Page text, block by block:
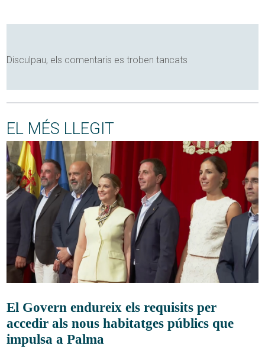
Disculpau, els comentaris es troben tancats
EL MÉS LLEGIT
El Govern endureix els requisits per
accedir als nous habitatges públics que
impulsa a Palma